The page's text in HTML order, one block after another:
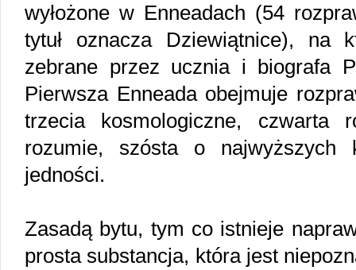
wyłożone w Enneadach (54
tytuł oznacza Dziewiątnice), na
zebrane przez ucznia i biografa
Pierwsza Enneada obejmuje
trzecia kosmologiczne,
rozumie, szósta o najwyższych
jedności.
Zasadą bytu, tym co istnieje
prosta substancja, która jest